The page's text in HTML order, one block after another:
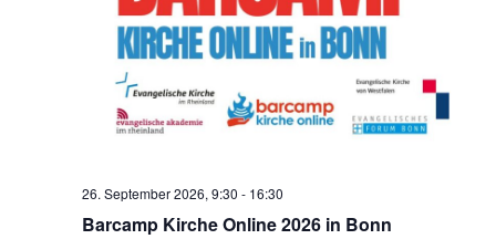
Barcamp Kirche Online 2026 in Bonn
26. September 2026, 9:30 - 16:30